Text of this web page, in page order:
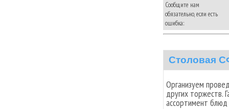
Сообщите нам
обязательно, если есть
ошибка:
Столовая
Организуем
других торжеств.
ассортимент